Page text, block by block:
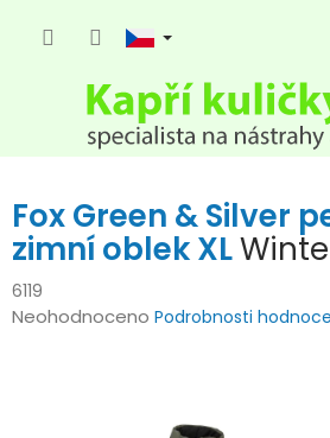
Fox Green & Silver
zimní oblek XL
6119
Průměrné
Neohodnoceno Podrobnosti